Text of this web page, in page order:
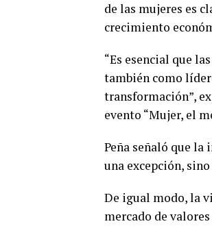
de las mujeres es
crecimiento
“Es esencial que
también como
transformación”,
evento “Mujer, el
Peña señaló que
una excepción,
De igual modo, la
mercado de